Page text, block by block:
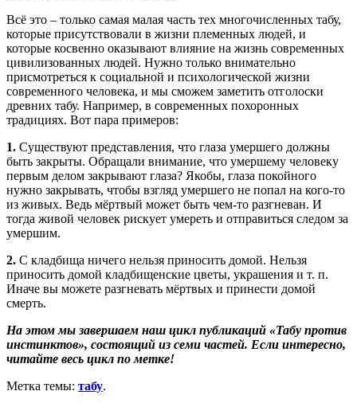
Всё это – только самая малая часть тех многочисленных табу,
которые присутствовали в жизни племенных людей, и
которые косвенно оказывают влияние на жизнь современных
цивилизованных людей. Нужно только внимательно
присмотреться к социальной и психологической жизни
современного человека, и мы сможем заметить отголоски
древних табу. Например, в современных похоронных
традициях. Вот пара примеров:
1. Существуют представления, что глаза умершего должны
быть закрыты. Обращали внимание, что умершему человеку
первым делом закрывают глаза? Якобы, глаза покойного
нужно закрывать, чтобы взгляд умершего не попал на кого-то
из живых. Ведь мёртвый может быть чем-то разгневан. И
тогда живой человек рискует умереть и отправиться следом за
умершим.
2. С кладбища ничего нельзя приносить домой. Нельзя
приносить домой кладбищенские цветы, украшения и т. п.
Иначе вы можете разгневать мёртвых и принести домой
смерть.
На этом мы завершаем наш цикл публикаций «Табу против
инстинктов», состоящий из семи частей. Если интересно,
читайте весь цикл по метке!
Метка темы: табу.